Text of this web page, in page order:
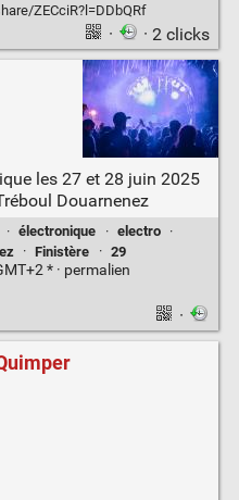
ZECciR?l=DDbQRf
· · 2 clicks
les 27 et 28 juin 2025
Douarnenez
· électronique · electro
·
· Finistère · 29
* · permalien
·